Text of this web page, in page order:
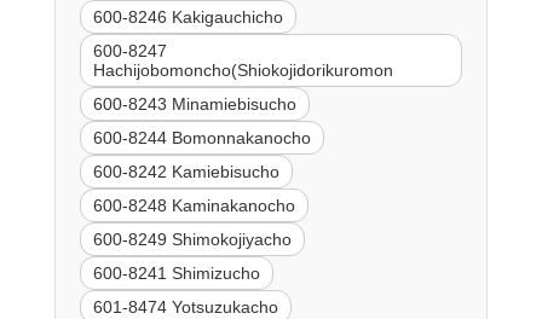
600-8246 Kakigauchicho
600-8247
Hachijobomoncho(Shiokojidorikuromon
600-8243 Minamiebisucho
600-8244 Bomonnakanocho
600-8242 Kamiebisucho
600-8248 Kaminakanocho
600-8249 Shimokojiyacho
600-8241 Shimizucho
601-8474 Yotsuzukacho